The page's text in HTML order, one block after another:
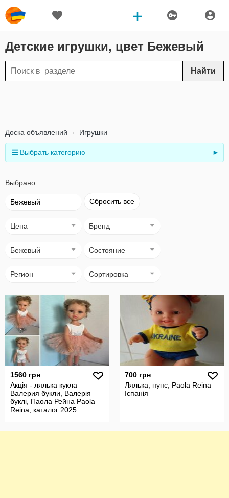
Детские игрушки, цвет Бежевый
Найти
Доска объявлений Игрушки
Выбрать категорию ►
Выбрано
Бежевый Сбросить все
Цена Бренд
Бежевый Состояние
Регион Сортировка
1560 грн
Акція - лялька кукла
Валерия букли, Валерія
буклі, Паола Рейна Paola
Reina, каталог 2025
700 грн
Лялька, пупс, Paola Reina
Іспанія